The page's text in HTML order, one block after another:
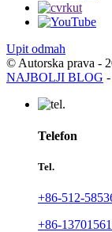
Upit odmah
© Autorska prava -
NAJBOLJI BLOG -
Telefon
Tel.
+86-512-
+86-